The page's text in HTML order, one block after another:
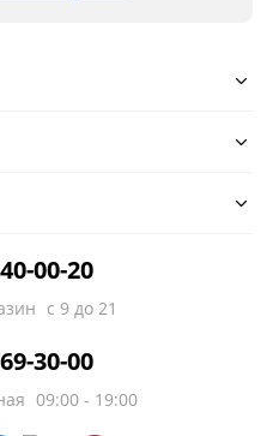
00-20
с 9 до 21
30-00
09:00 - 19:00